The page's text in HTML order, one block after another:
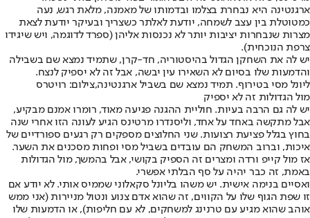
ארגנטינה היא נבחרת בצלמו ובדמותו של מאמנה, מלאת רגש, נעה
כמטוטלת בין עצב לשמחה, יודעת לאלתר כשצריך ובעיקר יודעת לצאת
מצרות שנבחרות יציבות יותר לא נכנסות אליהן (ספרד לדוגמה, ויש שיגידו
צרפת הנוכחית).
יש לה את השחקן הגדול בהיסטוריה, חד-קרן, שתמיד נמצא שם בשבילה
והדמעות שלו בסיום לא השאירו עין יבשה, אבל זה לא יספיק לנצח.
ליונל מסי בטירוף. תמיד נמצא שם בשביל ארגנטינה,צילום: רויטרס
מול הגדולות זה לא יספיק
יש לה גם הרבה בעיות. חוליית ההגנה פגיעה מאוד, רומרו אמנם מבקיע,
אבל מתקשה באחד על אחד, וליסנדרו מרטינס הגיע לעונה הזו אחרי שנה
בחוץ בגלל פציעת רצועות. שני החלוצים מספקים רק רגעים ספורדיים של
איכות, וברוב המשחק הם עובדים בשביל מסי ופחות מסכנים את השער.
אז מול קייפ ורדה ומצרים זה הספיק בקושי, אבל בהמשך, מול הגדולות
באמת, זה כבר יהיה על סף הבלתי אפשרי.
ואסיים בנימה אישית. יש משהו בליונל סקאלוני שממיס אותי. לא יודע אם
זו שפת הגוף שלו על הקווים, זה שהוא אדם צנוע ונטול מניירות (אני ממש
אוהב שהוא מגיע עם טרנינג למשחקים, לא עם חליפות), או הדמעות שלו